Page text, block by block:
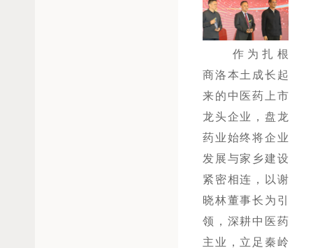
作为扎根
商洛本土成长起
来的中医药上市
龙头企业，盘龙
药业始终将企业
发展与家乡建设
紧密相连，以谢
晓林董事长为引
领，深耕中医药
主业，立足秦岭